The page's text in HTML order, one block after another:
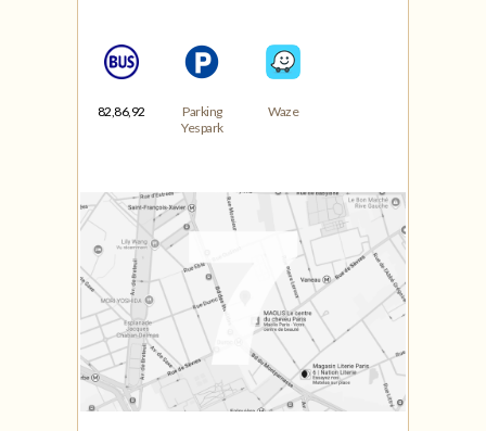
82,86,92
Parking
Yespark
Waze